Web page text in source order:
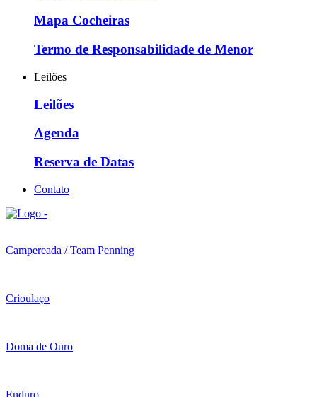
Mapa Cocheiras
Termo de Responsabilidade de Menor
Leilões
Leilões
Agenda
Reserva de Datas
Contato
Campereada / Team Penning
Crioulaço
Doma de Ouro
Enduro